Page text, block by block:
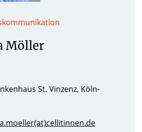
Möller
St. Vinzenz, Köln-